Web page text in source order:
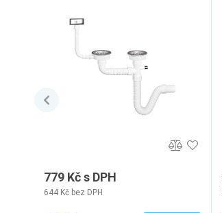
779 Kč s DPH
644 Kč bez DPH